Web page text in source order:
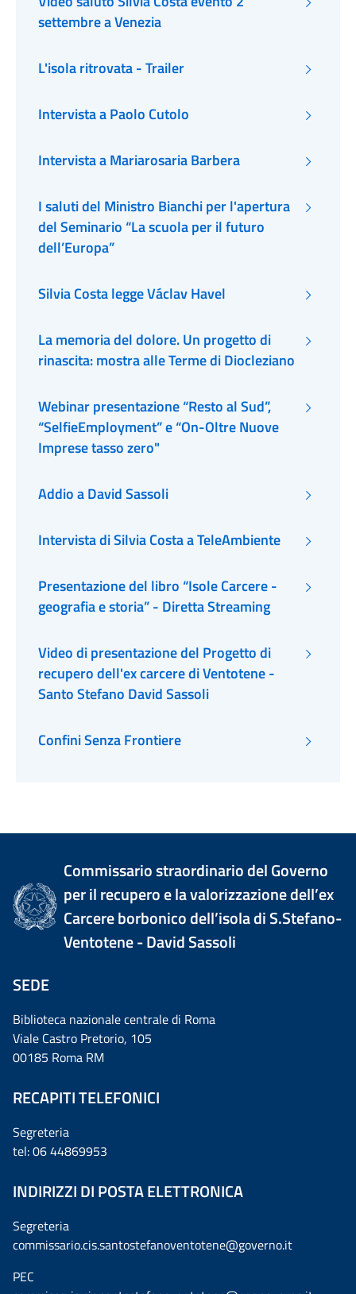
settembre a Venezia
L'isola ritrovata - Trailer
Intervista a Paolo Cutolo
Intervista a Mariarosaria Barbera
I saluti del Ministro Bianchi per l'apertura
del Seminario “La scuola per il futuro
dell’Europa”
Silvia Costa legge Václav Havel
La memoria del dolore. Un progetto di
rinascita: mostra alle Terme di Diocleziano
Webinar presentazione “Resto al Sud”,
“SelfieEmployment” e “On-Oltre Nuove
Imprese tasso zero"
Addio a David Sassoli
Intervista di Silvia Costa a TeleAmbiente
Presentazione del libro “Isole Carcere -
geografia e storia” - Diretta Streaming
Video di presentazione del Progetto di
recupero dell'ex carcere di Ventotene -
Santo Stefano David Sassoli
Confini Senza Frontiere
Commissario straordinario del Governo
per il recupero e la valorizzazione dell’ex
Carcere borbonico dell’isola di S.Stefano-
Ventotene - David Sassoli
SEDE
Biblioteca nazionale centrale di Roma
Viale Castro Pretorio, 105
00185 Roma RM
RECAPITI TELEFONICI
Segreteria
tel: 06 44869953
INDIRIZZI DI POSTA ELETTRONICA
Segreteria
commissario.cis.santostefanoventotene@governo.it
PEC